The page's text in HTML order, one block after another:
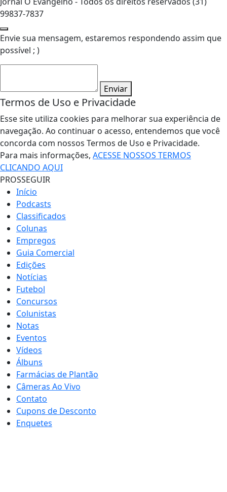
99837-7837
Envie sua mensagem, estaremos respondendo assim que
possível ; )
Enviar
Termos de Uso e Privacidade
Esse site utiliza cookies para melhorar sua experiência de
navegação. Ao continuar o acesso, entendemos que você
concorda com nossos Termos de Uso e Privacidade.
Para mais informações, ACESSE NOSSOS TERMOS
CLICANDO AQUI
PROSSEGUIR
Início
Podcasts
Classificados
Colunas
Empregos
Guia Comercial
Edições
Notícias
Futebol
Concursos
Colunistas
Notas
Eventos
Vídeos
Álbuns
Farmácias de Plantão
Câmeras Ao Vivo
Contato
Cupons de Desconto
Enquetes